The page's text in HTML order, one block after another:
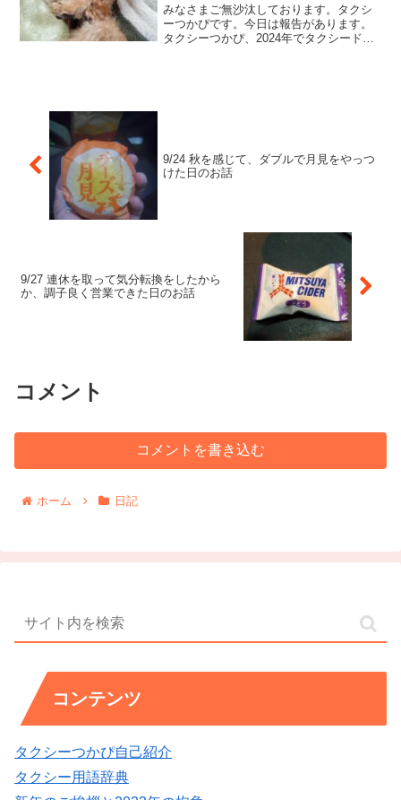
みなさまご無沙汰しております。タクシ
ーつかぴです。今日は報告があります。
タクシーつかぴ、2024年でタクシードラ
9/24 秋を感じて、ダブルで月見をやっつ
けた日のお話
9/27 連休を取って気分転換をしたから
か、調子良く営業できた日のお話
コメント
コメントを書き込む
ホーム 日記
コンテンツ
タクシーつかぴ自己紹介
タクシー用語辞典